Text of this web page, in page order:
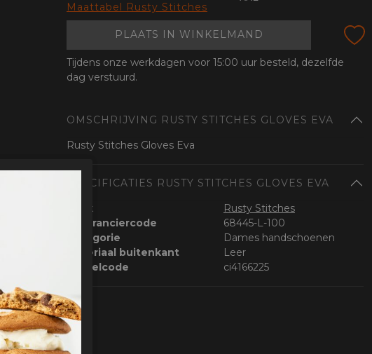
Sloten
Telefoon
Maattabel Rusty Stitches
PLAATS IN WINKELMAND
Tijdens onze werkdagen voor 15:00 uur besteld, dezelfde
dag verstuurd.
OMSCHRIJVING RUSTY STITCHES GLOVES EVA
Rusty Stitches Gloves Eva
SPECIFICATIES RUSTY STITCHES GLOVES EVA
Merk
Rusty Stitches
Leveranciercode
68445-L-100
Categorie
Dames handschoenen
Materiaal buitenkant
Leer
Bestelcode
ci4166225